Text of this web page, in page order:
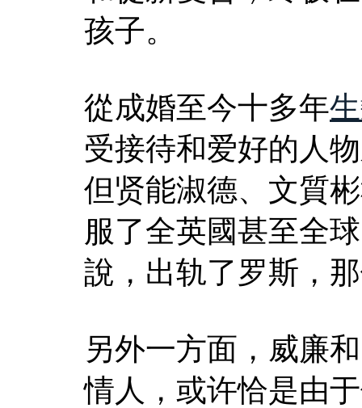
孩子。
從成婚至今十多年
受接待和爱好的人
但贤能淑德、文質
服了全英國甚至全
說，出轨了罗斯，
另外一方面，威廉
情人，或许恰是由